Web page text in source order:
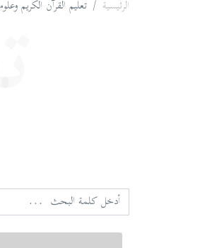
الرئيسية تعليم القرآن الكريم